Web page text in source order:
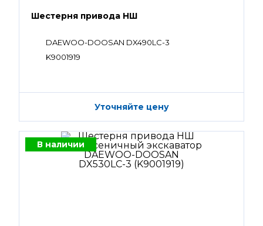
Шестерня привода НШ
DAEWOO-DOOSAN DX490LC-3
K9001919
Уточняйте цену
В наличии